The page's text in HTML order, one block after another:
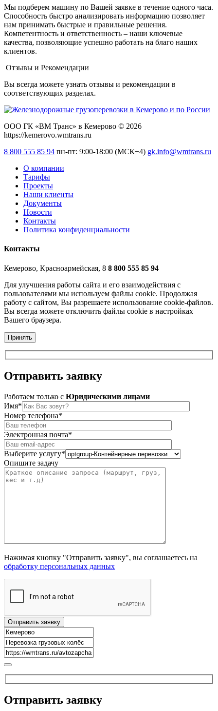
Мы подберем машину по Вашей заявке в течение одного часа.
Способность быстро анализировать информацию позволяет
нам принимать быстрые и правильные решения.
Компетентность и ответственность – наши ключевые
качества, позволяющие успешно работать на благо наших
клиентов.
Отзывы и Рекомендации
Вы всегда можете узнать отзывы и рекомендации в
соответствующих разделах.
ООО ГК «ВМ Транс» в Кемерово © 2026
https://kemerovo.wmtrans.ru
8 800 555 85 94 пн-пт: 9:00-18:00 (МСК+4) gk.info@wmtrans.ru
О компании
Тарифы
Проекты
Наши клиенты
Документы
Новости
Контакты
Политика конфиденциальности
Контакты
Кемерово, Красноармейская, 8 8 800 555 85 94
Для улучшения работы сайта и его взаимодействия с
пользователями мы используем файлы cookie. Продолжая
работу с сайтом, Вы разрешаете использование cookie-файлов.
Вы всегда можете отключить файлы cookie в настройках
Вашего браузера.
Принять
Отправить заявку
Работаем только c Юридическими лицами
Имя*
Номер телефона*
Электронная почта*
Выберите услугу*
Опишите задачу
Нажимая кнопку "Отправить заявку", вы соглашаетесь на
обработку персональных данных
Отправить заявку